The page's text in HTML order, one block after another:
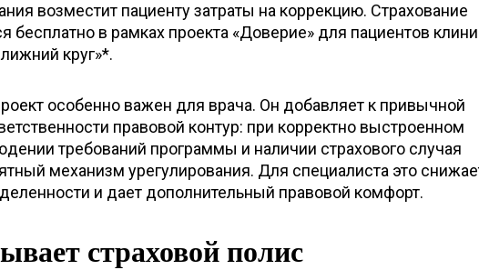
возместит пациенту затраты на коррекцию. Страхование
бесплатно в рамках проекта «Доверие» для пациентов
круг»*.
особенно важен для врача. Он добавляет к привычной
правовой контур: при корректно выстроенном
требований программы и наличии страхового случая
механизм урегулирования. Для специалиста это
и дает дополнительный правовой комфорт.
страховой полис